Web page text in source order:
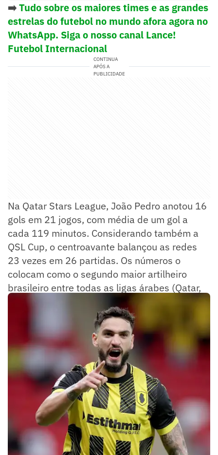
➡️Tudo sobre os maiores times e as grandes
estrelas do futebol no mundo afora agora no
WhatsApp. Siga o nosso canal Lance!
Futebol Internacional
CONTINUA
APÓS A
PUBLICIDADE
Na Qatar Stars League, João Pedro anotou 16
gols em 21 jogos, com média de um gol a
cada 119 minutos. Considerando também a
QSL Cup, o centroavante balançou as redes
23 vezes em 26 partidas. Os números o
colocam como o segundo maior artilheiro
brasileiro entre todas as ligas árabes (Qatar,
Arábia Saudita e Emirados Árabes).